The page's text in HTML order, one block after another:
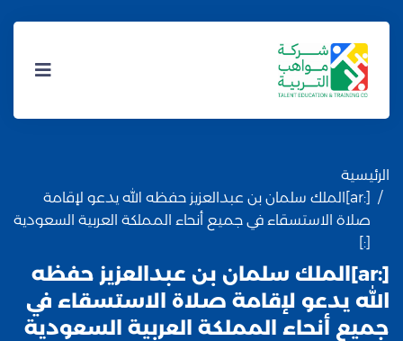
الرئيسية
[:ar]الملك سلمان بن عبدالعزيز حفظه الله يدعو لإقامة
صلاة الاستسقاء في جميع أنحاء المملكة العربية السعودية
[:]
[:ar]الملك سلمان بن عبدالعزيز حفظه
الله يدعو لإقامة صلاة الاستسقاء في
جميع أنحاء المملكة العربية السعودية